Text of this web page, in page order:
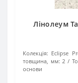
Лінолеум
Колекція: Eclipse
товщина, мм: 2
основи